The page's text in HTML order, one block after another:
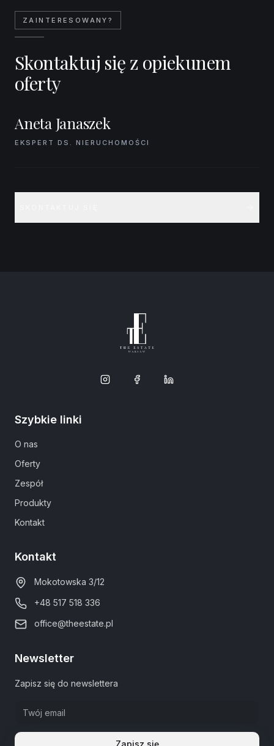
ZAINTERESOWANY?
Skontaktuj się z opiekunem
oferty
Aneta Janaszek
EKSPERT DS. NIERUCHOMOŚCI
Szybkie linki
O nas
Oferty
Zespół
Produkty
Kontakt
Kontakt
Mokotowska 3/12
+48 517 518 336
office@theestate.pl
Newsletter
Zapisz się do newslettera
Zapisz się